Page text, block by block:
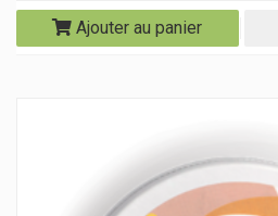
Ajouter au panier